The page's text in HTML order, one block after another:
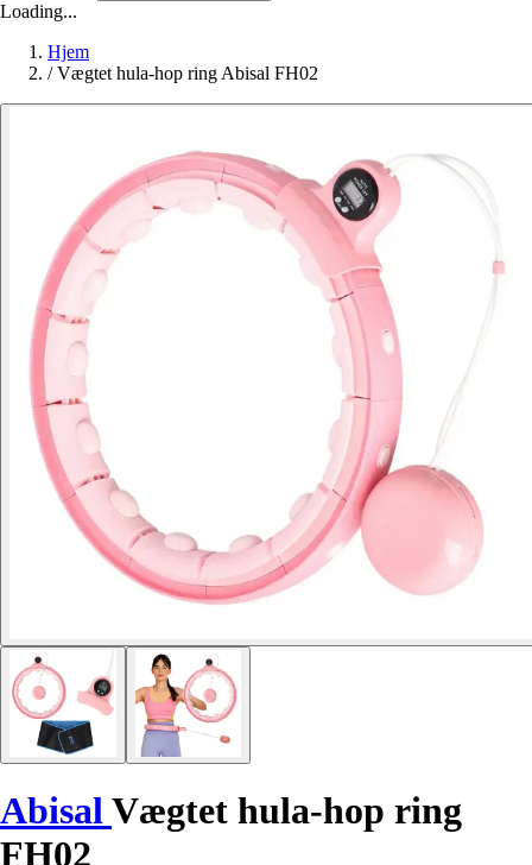
Loading...
Hjem
/ Vægtet hula-hop ring Abisal FH02
Abisal Vægtet hula-hop ring
FH02